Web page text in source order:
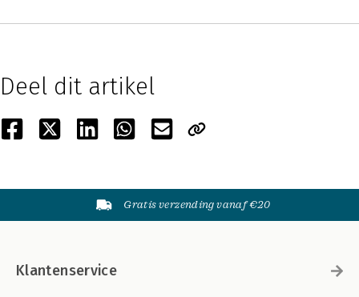
Deel dit artikel
Gratis verzending vanaf €20
Klantenservice